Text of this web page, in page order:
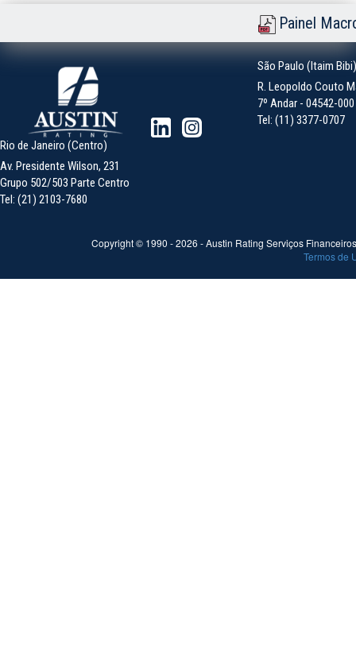
Painel
São Paulo (Itaim Bibi)
R. Leopoldo Couto
7º Andar - 04542-
Tel: (11) 3377-0707
Rio de Janeiro (Centro)
Av. Presidente Wilson, 231
Grupo 502/503 Parte Centro
Tel: (21) 2103-7680
Copyright © 1990 -2026 - Austin Rating Serviços
Termos de